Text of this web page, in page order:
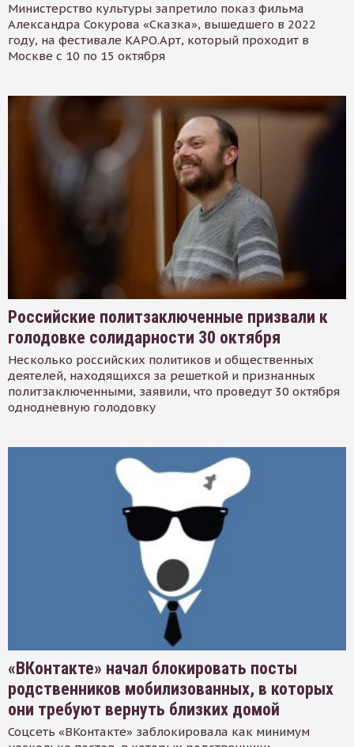
Министерство культуры запретило показ фильма
Александра Сокурова «Сказка», вышедшего в 2022
году, на фестивале КАРО.Арт, который проходит в
Москве с 10 по 15 октября
Российские политзаключенные призвали к
голодовке солидарности 30 октября
Несколько российских политиков и общественных
деятелей, находящихся за решеткой и признанных
политзаключенными, заявили, что проведут 30 октября
однодневную голодовку
«ВКонтакте» начал блокировать посты
родственников мобилизованных, в которых
они требуют вернуть близких домой
Соцсеть «ВКонтакте» заблокировала как минимум